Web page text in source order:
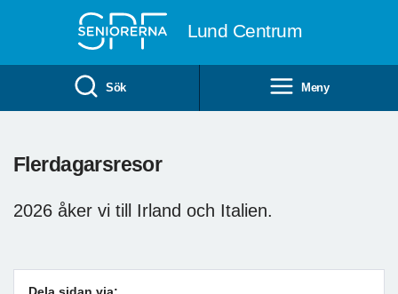
Lund Centrum
Sök Meny
Flerdagarsresor
2026 åker vi till Irland och Italien.